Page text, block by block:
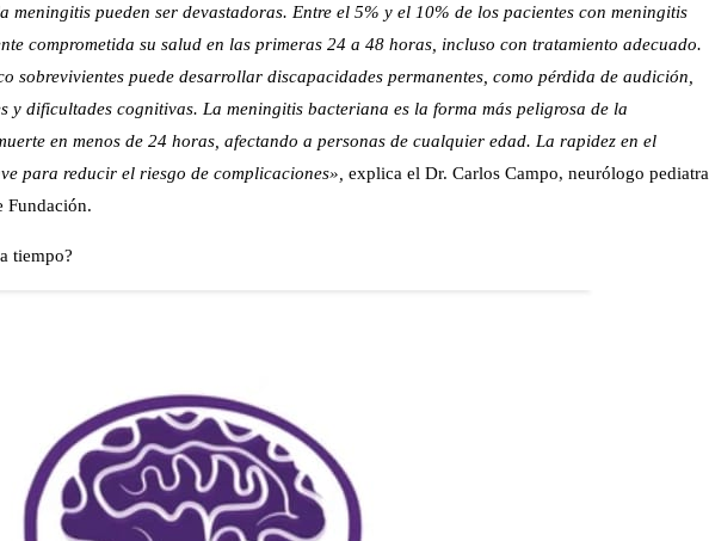
meningitis pueden ser devastadoras. Entre el 5% y el 10% de los pacientes con meningitis
comprometida su salud en las primeras 24 a 48 horas, incluso con tratamiento adecuado.
sobrevivientes puede desarrollar discapacidades permanentes, como pérdida de audición,
y dificultades cognitivas. La meningitis bacteriana es la forma más peligrosa de la
en menos de 24 horas, afectando a personas de cualquier edad. La rapidez en el
para reducir el riesgo de complicaciones», explica el Dr. Carlos Campo, neurólogo pediatra
Fundación.
tiempo?